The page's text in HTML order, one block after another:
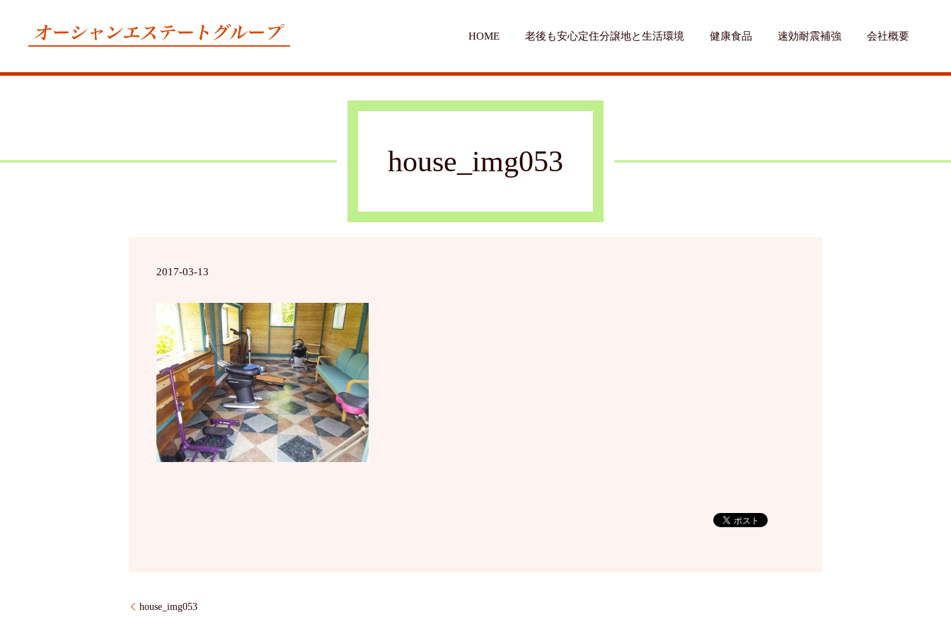
HOME 老後も安心定住分譲地と生活環境 健康食品 速効耐震補強 会社概要
house_img053
2017-03-13
house_img053